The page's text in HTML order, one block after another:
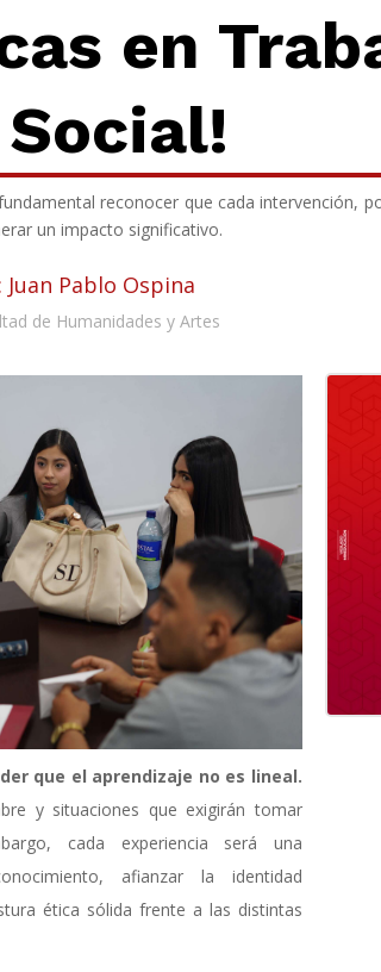
en
Social!
reconocer que cada intervención,
un impacto significativo.
Juan Pablo Ospina
de Humanidades y Artes
que el aprendizaje no es lineal.
y situaciones que exigirán tomar
cada experiencia será una
afianzar la identidad
ética sólida frente a las distintas